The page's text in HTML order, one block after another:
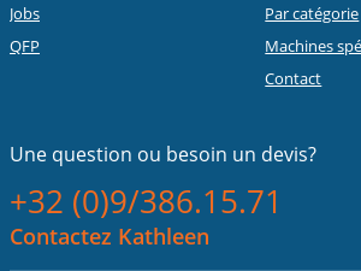
Jobs
QFP
Par catégorie
Machines
Contact
Une question ou besoin un devis?
+32 (0)9/386.15.71
Contactez Kathleen